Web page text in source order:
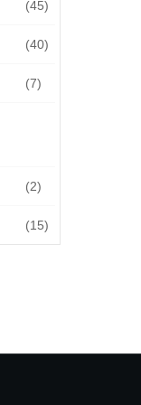
(45)
(40)
(7)
(2)
(15)